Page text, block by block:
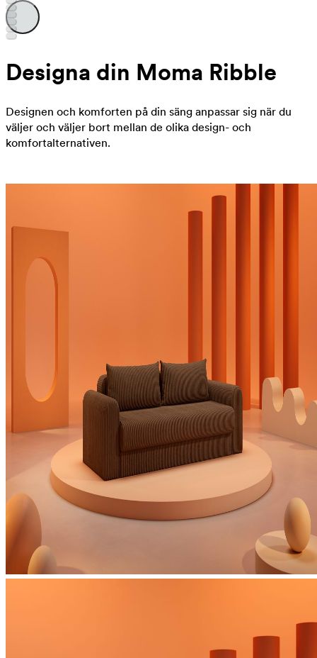
Designa din Moma Ribble
Designen och komforten på din säng anpassar sig när du
väljer och väljer bort mellan de olika design- och
komfortalternativen.